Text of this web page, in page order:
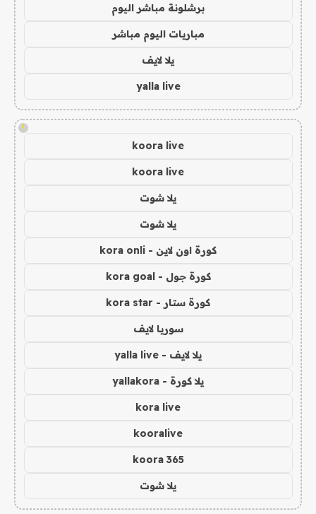
برشلونة مباشر اليوم
مباريات اليوم مباشر
يلا لايف
yalla live
!
koora live
koora live
يلا شوت
يلا شوت
كورة اون لاين - kora onli
كورة جول - kora goal
كورة ستار - kora star
سوريا لايف
يلا لايف - yalla live
يلا كورة - yallakora
kora live
kooralive
koora 365
يلا شوت